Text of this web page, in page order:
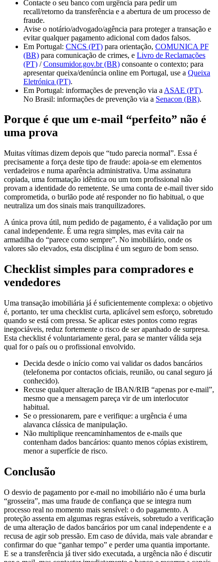
recall/retorno da transferência e a abertura de um processo de
fraude.
Avise o notário/advogado/agência para proteger a transação e
evitar qualquer pagamento adicional com dados falsos.
Em Portugal:CNCS (PT)para orientação,COMUNICA PF
(BR)para comunicação de crimes, eLivro de Reclamações
(PT)/Consumidor.gov.br (BR)consoante o contexto; para
apresentar queixa/denúncia online em Portugal, use a Queixa
Eletrónica (PT).
Em Portugal: informações de prevenção via a
No Brasil: informações de prevenção via aSenacon (BR).
uma prova
precisamente a força deste tipo de fraude: apoia-se em elementos
verdadeiros e numa aparência administrativa. Uma assinatura
copiada, uma formatação idêntica ou um tom profissional não
provam a identidade do remetente. Se uma conta de e-mail tiver sido
comprometida, o burlão pode até responder no fio habitual, o que
neutraliza um dos sinais mais tranquilizadores.
canal independente. É uma regra simples, mas evita cair na
armadilha do “parece como sempre”. No imobiliário, onde os
valores são elevados, esta disciplina é um seguro de bom senso.
vendedores
é, portanto, ter uma checklist curta, aplicável sem esforço, sobretudo
quando se está com pressa. Se aplicar estes pontos como regras
inegociáveis, reduz fortemente o risco de ser apanhado de surpresa.
Esta checklist é voluntariamente geral, para se manter válida seja
qual for o país ou o profissional envolvido.
(telefonema por contactos oficiais, reunião, ou canal seguro já
conhecido).
Recuse qualquer alteração de IBAN/RIB “apenas por e-mail”,
mesmo que a mensagem pareça vir de um interlocutor
habitual.
Se o pressionarem, pare e verifique: a urgência é uma
alavanca clássica de manipulação.
Não multiplique reencaminhamentos de e-mails que
contenham dados bancários: quanto menos cópias existirem,
menor a superfície de risco.
“grosseira”, mas uma fraude de confiança que se integra num
processo real no momento mais sensível: o do pagamento. A
proteção assenta em algumas regras estáveis, sobretudo a verificação
de uma alteração de dados bancários por um canal independente e a
recusa de agir sob pressão. Em caso de dúvida, mais vale abrandar e
confirmar do que “ganhar tempo” e perder uma quantia importante.
E se a transferência já tiver sido executada, a urgência não é discutir
por e-mail, mas contactar imediatamente o banco e recorrer a canais